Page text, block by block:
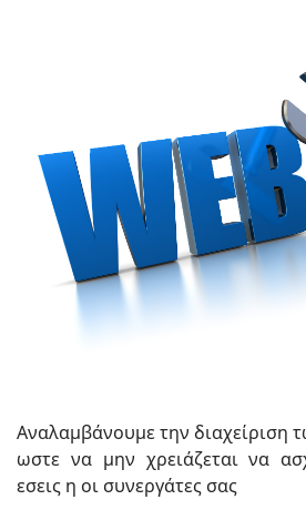
Αναλαμβάνουμε την διαχείριση
ωστε να μην χρειάζεται να
εσεις η οι συνεργάτες σας